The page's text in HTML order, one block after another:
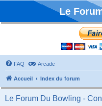
Le
FAQ Arcade
Accueil Index du forum
Le Forum Du Bowling -